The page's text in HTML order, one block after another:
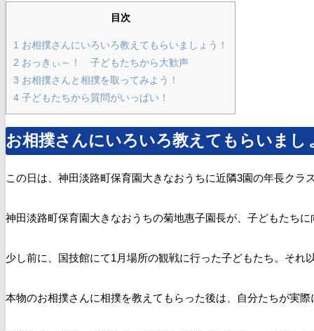
目次
1 お相撲さんにいろいろ教えてもらいましょう！
2 おっきぃ～！ 子どもたちから大歓声
3 お相撲さんと相撲を取ってみよう！
4 子どもたちから質問がいっぱい！
お相撲さんにいろいろ教えてもらいまし
この日は、神田淡路町保育園大きなおうちに近隣3園の年長クラ
神田淡路町保育園大きなおうちの菊地惠子園長が、子どもたち
少し前に、国技館にて1月場所の観戦に行った子どもたち。そ
本物のお相撲さんに相撲を教えてもらった後は、自分たちが実